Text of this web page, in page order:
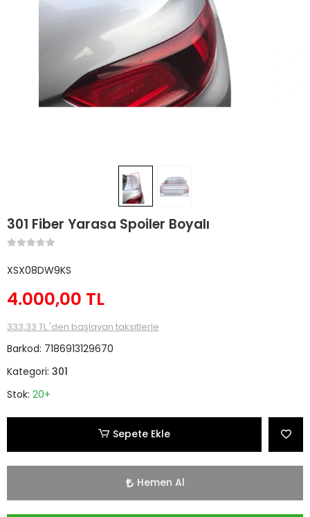
301 Fiber Yarasa Spoiler Boyalı
XSX08DW9KS
4.000,00 TL
333,33 TL 'den başlayan taksitlerle
Barkod: 7186913129670
Kategori: 301
Stok: 20+
Sepete Ekle
Hemen Al